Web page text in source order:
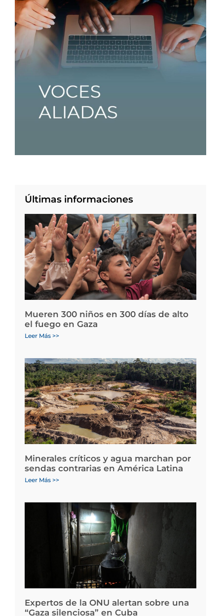
Últimas informaciones
Mueren 300 niños en 300 días de alto
el fuego en Gaza
Leer Más >>
Minerales críticos y agua marchan por
sendas contrarias en América Latina
Leer Más >>
Expertos de la ONU alertan sobre una
“Gaza silenciosa” en Cuba